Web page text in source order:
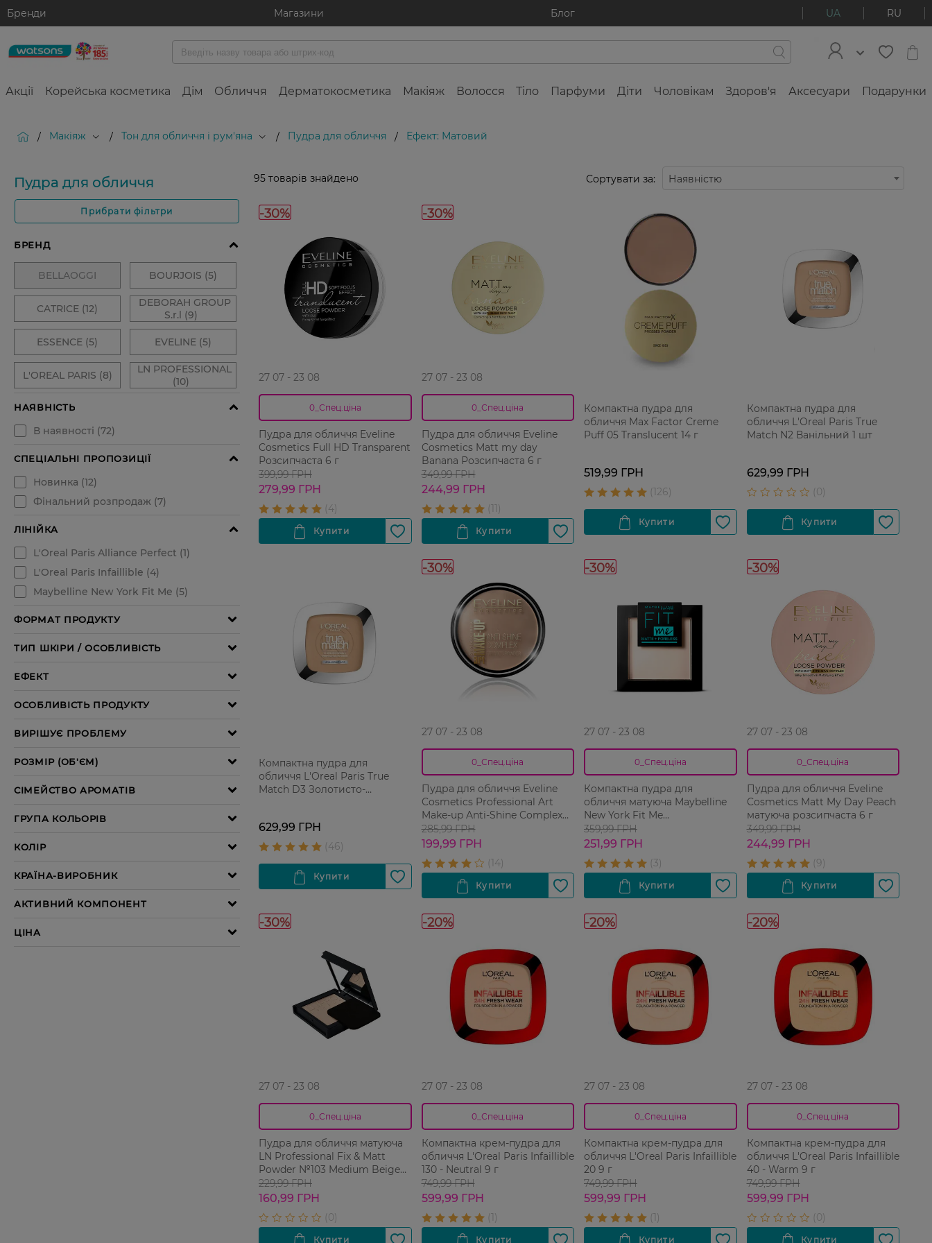
Бренди Магазини Блог UA RU
Акції Корейська косметика Дім Обличчя Дерматокосметика Макіяж Волосся Тіло Парфуми Діти Чоловікам Здоров'я Аксесуари Подарунки
/ Макіяж / Тон для обличчя і рум'яна / Пудра для обличчя / Ефект: Матовий
Пудра для обличчя
Прибрати фільтри
95 товарів знайдено Сортувати за: Наявністю
-30%
27 07 - 23 08
0_Спец.ціна
Пудра для обличчя Eveline
Cosmetics Full HD Transparent
Розсипчаста 6 г
399,99 ГРН
279,99 ГРН
-30%
27 07 - 23 08
0_Спец.ціна
Пудра для обличчя Eveline
Cosmetics Matt my day
Banana Розсипчаста 6 г
349,99 ГРН
244,99 ГРН
Компактна пудра для
обличчя Max Factor Creme
Puff 05 Translucent 14 г
519,99 ГРН
Компактна пудра для
обличчя L'Oreal Paris True
Match N2 Ванільний 1 шт
629,99 ГРН
Компактна пудра для
обличчя L'Oreal Paris True
Match D3 Золотисто-
629,99 ГРН
-30%
27 07 - 23 08
0_Спец.ціна
Пудра для обличчя Eveline
Cosmetics Professional Art
Make-up Anti-Shine Complex
35 Golden Beige 14 г
285,99 ГРН
199,99 ГРН
-30%
27 07 - 23 08
0_Спец.ціна
Компактна пудра для
обличчя матуюча Maybelline
New York Fit Me
Matte&Poreless 104 Soft Ivory 1
шт
359,99 ГРН
251,99 ГРН
-30%
27 07 - 23 08
0_Спец.ціна
Пудра для обличчя Eveline
Cosmetics Matt My Day Peach
матуюча розсипчаста 6 г
349,99 ГРН
244,99 ГРН
-30%
27 07 - 23 08
0_Спец.ціна
Пудра для обличчя матуюча
LN Professional Fix & Matt
Powder №103 Medium Beige
6,5 г
229,99 ГРН
160,99 ГРН
-20%
27 07 - 23 08
0_Спец.ціна
Компактна крем-пудра для
обличчя L'Oreal Paris Infaillible
130 - Neutral 9 г
749,99 ГРН
599,99 ГРН
-20%
27 07 - 23 08
0_Спец.ціна
Компактна крем-пудра для
обличчя L'Oreal Paris Infaillible
20 9 г
749,99 ГРН
599,99 ГРН
-20%
27 07 - 23 08
0_Спец.ціна
Компактна крем-пудра для
обличчя L'Oreal Paris Infaillible
40 - Warm 9 г
749,99 ГРН
599,99 ГРН